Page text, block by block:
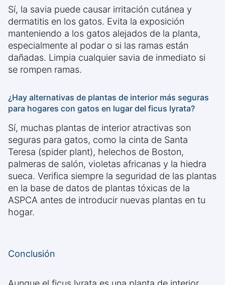
Sí, la savia puede causar irritación cutánea y
dermatitis en los gatos. Evita la exposición
manteniendo a los gatos alejados de la planta,
especialmente al podar o si las ramas están
dañadas. Limpia cualquier savia de inmediato si
se rompen ramas.
¿Hay alternativas de plantas de interior más seguras
para hogares con gatos en lugar del ficus lyrata?
Sí, muchas plantas de interior atractivas son
seguras para gatos, como la cinta de Santa
Teresa (spider plant), helechos de Boston,
palmeras de salón, violetas africanas y la hiedra
sueca. Verifica siempre la seguridad de las plantas
en la base de datos de plantas tóxicas de la
ASPCA antes de introducir nuevas plantas en tu
hogar.
Conclusión